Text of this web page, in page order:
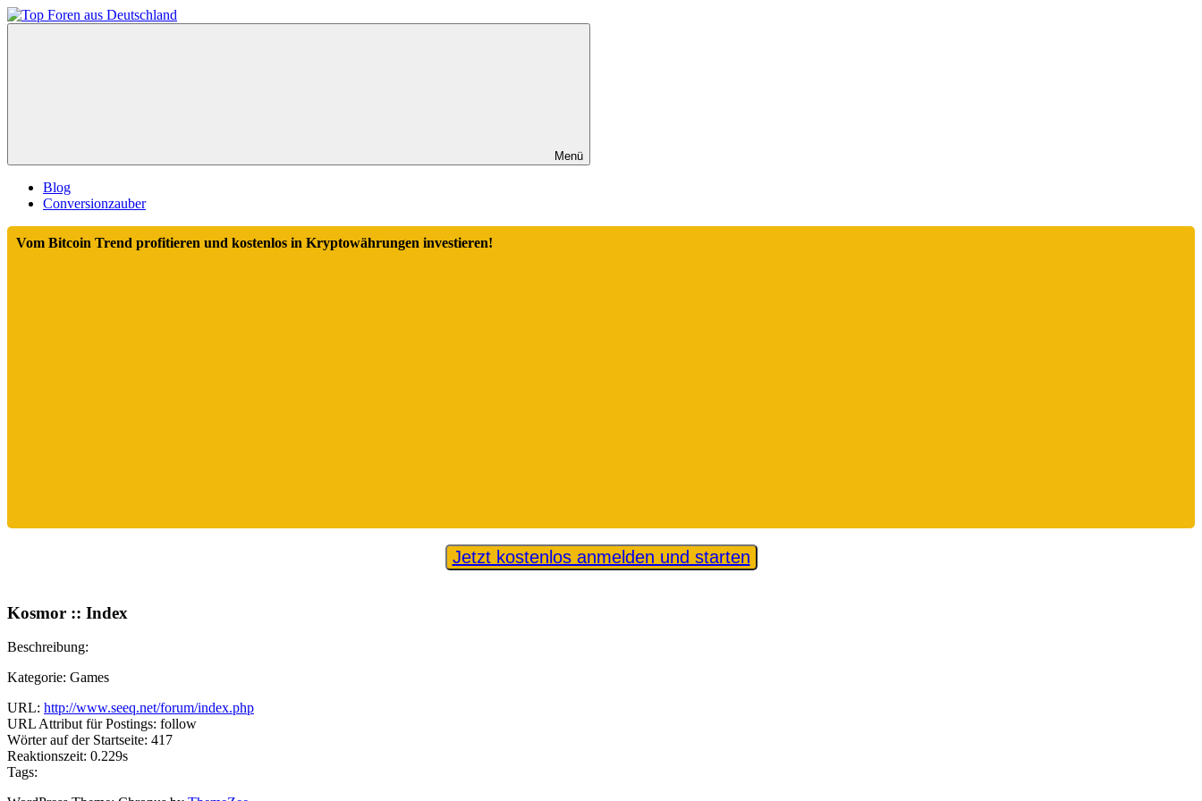
Zum
Inhalt
Menü
Blog
Conversionzauber
Vom Bitcoin Trend profitieren und kostenlos in Kryptowährungen investieren!
Jetzt kostenlos anmelden und starten
Kosmor :: Index
Beschreibung:
Kategorie: Games
URL: http://www.seeq.net/forum/index.php
URL Attribut für Postings: follow
Wörter auf der Startseite: 417
Reaktionszeit: 0.229s
Tags: